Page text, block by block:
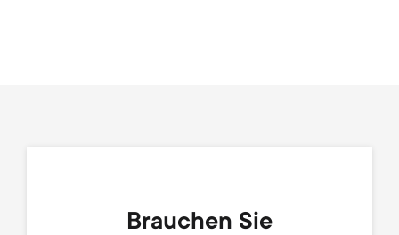
Brauchen Sie